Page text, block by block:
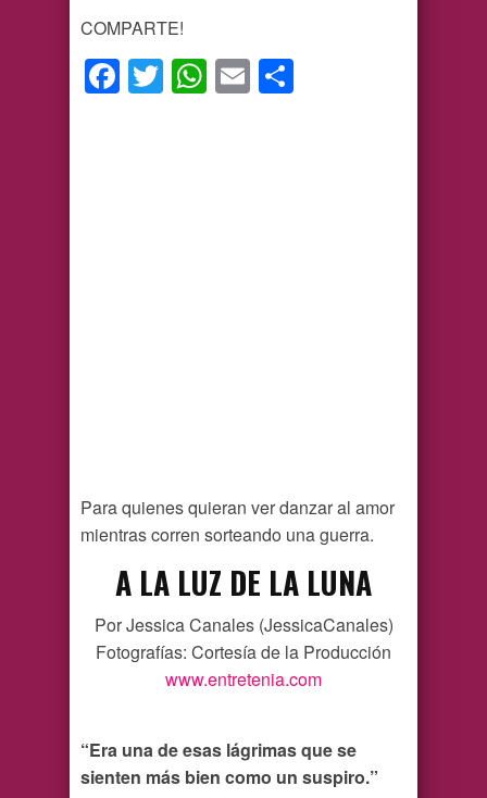
COMPARTE!
Facebook
TwitterWhatsApp
Email
Para quienes quieran ver danzar al amor
mientras corren sorteando una guerra.
A LA LUZ DE LA LUNA
Por Jessica Canales (JessicaCanales)
Fotografías: Cortesía de la Producción
www.entretenia.com
“Era una de esas lágrimas que se
sienten más bien como un suspiro.”